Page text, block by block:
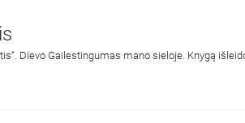
Dievo Gailestingumas mano sieloje. Knygą